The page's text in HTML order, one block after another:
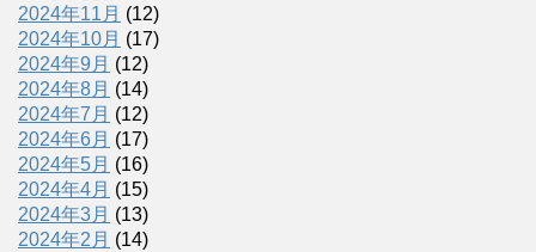
2024年11月 (12)
2024年10月 (17)
2024年9月 (12)
2024年8月 (14)
2024年7月 (12)
2024年6月 (17)
2024年5月 (16)
2024年4月 (15)
2024年3月 (13)
2024年2月 (14)